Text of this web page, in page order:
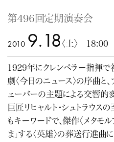
第496回定期演奏会
2010 9.18 〈土〉
1929年にクレンペラー指揮で
劇〈今日のニュース〉の序曲と
ェーバーの主題による交響的
巨匠リヒャルト・シュトラウ
もキーワードで、傑作〈メタモ
ま」する〈英雄〉の葬送行進曲